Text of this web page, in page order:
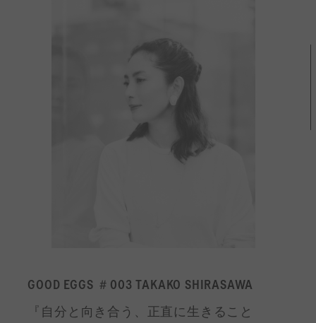
GOOD EGGS ＃003 TAKAKO SHIRASAWA
『自分と向き合う、正直に生きること